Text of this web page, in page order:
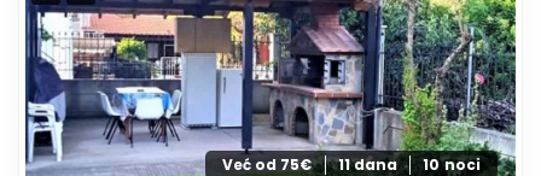
Već od 75€ 11 dana 10 noci